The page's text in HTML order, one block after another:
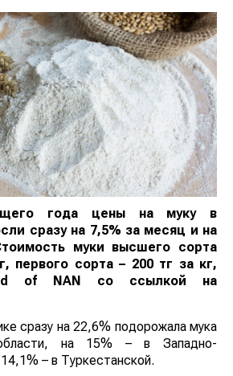
года цены на муку в
сразу на 7,5% за месяц и на
муки высшего сорта
первого сорта – 200 тг за кг,
of NAN со ссылкой на
сразу на 22,6% подорожала мука
на 15% – в Западно-
– в Туркестанской.